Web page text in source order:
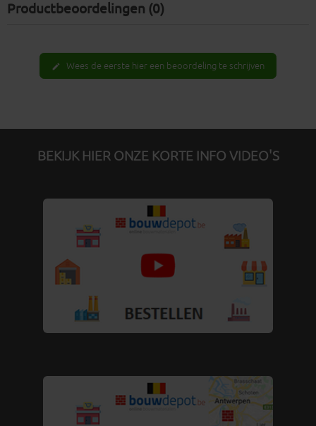
Productbeoordelingen (0)
edit Wees de eerste hier een beoordeling te schrijven
BEKIJK HIER ONZE KORTE INFO VIDEO'S